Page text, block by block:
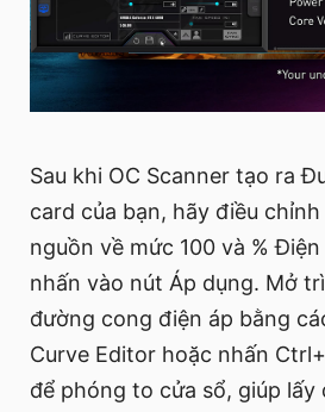
Sau khi OC Scanner tạo ra
card của bạn, hãy điều chỉnh
nguồn về mức 100 và %
nhấn vào nút Áp dụng. Mở
đường cong điện áp bằng
Curve Editor hoặc nhấn
để phóng to cửa sổ, giúp lấy